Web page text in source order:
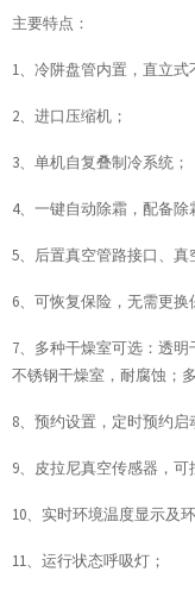
主要特点：
1、冷阱盘管内置，直立式
2、进口压缩机；
3、单机自复叠制冷系统；
4、一键自动除霜，配备除
5、后置真空管路接口、真
6、可恢复保险，无需更换
7、多种干燥室可选：透
不锈钢干燥室，耐腐蚀；
8、预约设置，定时预约启
9、皮拉尼真空传感器，可
10、实时环境温度显示及
11、运行状态呼吸灯；